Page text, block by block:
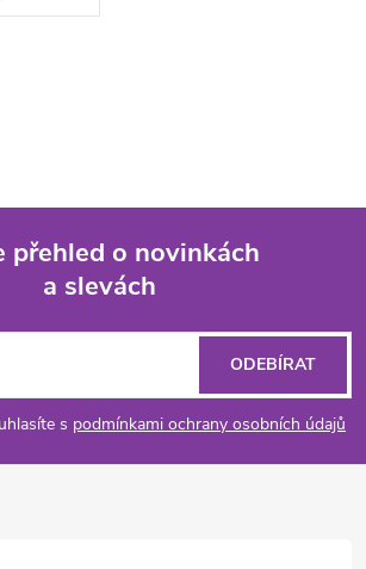
přehled o novinkách
a slevách
s podmínkami ochrany osobních údajů
ODEBÍRAT